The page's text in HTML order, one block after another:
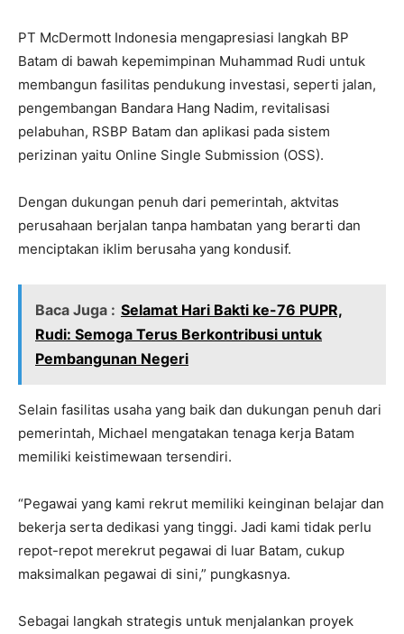
PT McDermott Indonesia mengapresiasi langkah BP
Batam di bawah kepemimpinan Muhammad Rudi untuk
membangun fasilitas pendukung investasi, seperti jalan,
pengembangan Bandara Hang Nadim, revitalisasi
pelabuhan, RSBP Batam dan aplikasi pada sistem
perizinan yaitu Online Single Submission (OSS).
Dengan dukungan penuh dari pemerintah, aktvitas
perusahaan berjalan tanpa hambatan yang berarti dan
menciptakan iklim berusaha yang kondusif.
Baca Juga : Selamat Hari Bakti ke-76 PUPR,
Rudi: Semoga Terus Berkontribusi untuk
Pembangunan Negeri
Selain fasilitas usaha yang baik dan dukungan penuh dari
pemerintah, Michael mengatakan tenaga kerja Batam
memiliki keistimewaan tersendiri.
“Pegawai yang kami rekrut memiliki keinginan belajar dan
bekerja serta dedikasi yang tinggi. Jadi kami tidak perlu
repot-repot merekrut pegawai di luar Batam, cukup
maksimalkan pegawai di sini,” pungkasnya.
Sebagai langkah strategis untuk menjalankan proyek